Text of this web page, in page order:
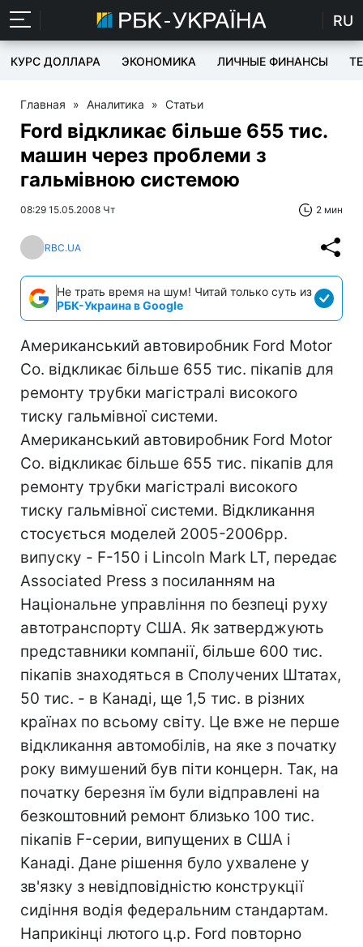
RU
КУРС ДОЛЛАРА ЭКОНОМИКА ЛИЧНЫЕ ФИНАНСЫ
Главная » Аналитика » Статьи
Ford відкликає більше 655 тис.
машин через проблеми з
гальмівною системою
08:29 15.05.2008 Чт 2 мин
RBC.UA
Не трать время на шум! Читай только суть из
РБК-Украина в Google
Американський автовиробник Ford Motor
Co. відкликає більше 655 тис. пікапів для
ремонту трубки магістралі високого
тиску гальмівної системи.
Американський автовиробник Ford Motor
Co. відкликає більше 655 тис. пікапів для
ремонту трубки магістралі високого
тиску гальмівної системи. Відкликання
стосується моделей 2005-2006рр.
випуску - F-150 і Lincoln Mark LT, передає
Associated Press з посиланням на
Національне управління по безпеці руху
автотранспорту США. Як затверджують
представники компанії, більше 600 тис.
пікапів знаходяться в Сполучених Штатах,
50 тис. - в Канаді, ще 1,5 тис. в різних
країнах по всьому світу. Це вже не перше
відкликання автомобілів, на яке з початку
року вимушений був піти концерн. Так, на
початку березня їм були відправлені на
безкоштовний ремонт близько 100 тис.
пікапів F-серии, випущених в США і
Канаді. Дане рішення було ухвалене у
зв'язку з невідповідністю конструкції
сидіння водія федеральним стандартам.
Наприкінці лютого ц.р. Ford повторно